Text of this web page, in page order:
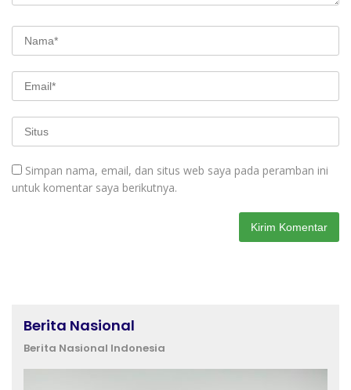
Simpan nama, email, dan situs web saya pada peramban ini
untuk komentar saya berikutnya.
Berita Nasional
Berita Nasional Indonesia